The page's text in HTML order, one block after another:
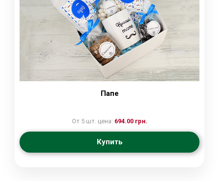
Папе
От 5 шт. цена: 694.00 грн.
Купить